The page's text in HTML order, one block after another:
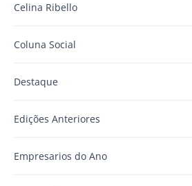
Celina Ribello
Coluna Social
Destaque
Edições Anteriores
Empresarios do Ano